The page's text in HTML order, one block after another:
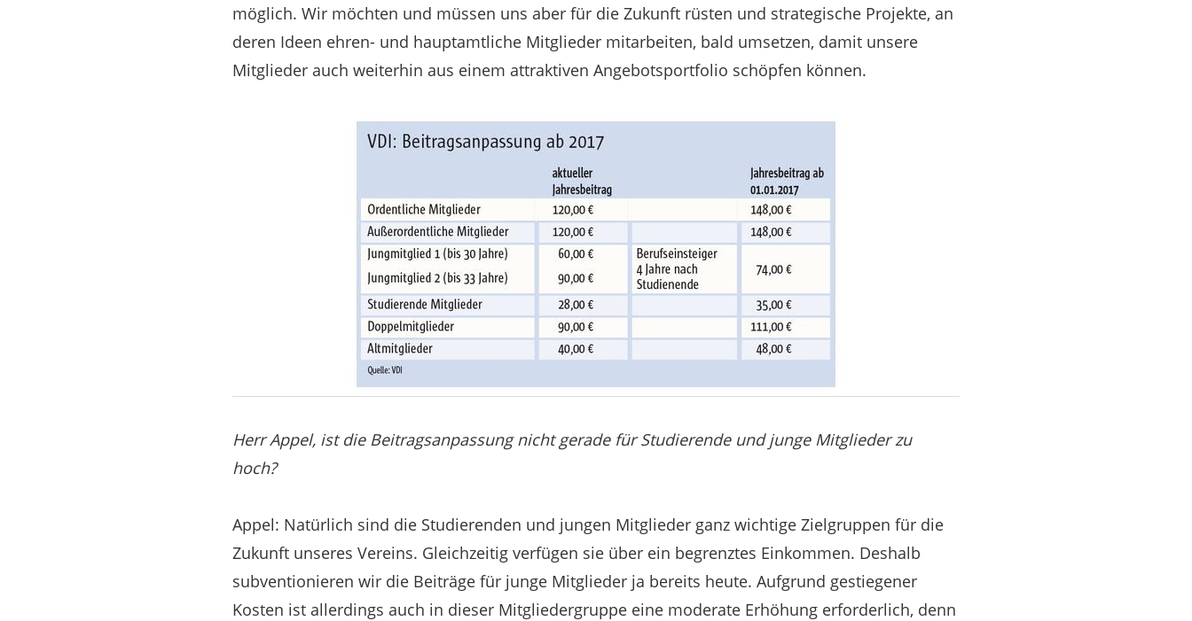
möglich. Wir möchten und müssen uns aber für die Zukunft rüsten und strategische Projekte, an
deren Ideen ehren- und hauptamtliche Mitglieder mitarbeiten, bald umsetzen, damit unsere
Mitglieder auch weiterhin aus einem attraktiven Angebotsportfolio schöpfen können.
Herr Appel, ist die Beitragsanpassung nicht gerade für Studierende und junge Mitglieder zu
hoch?
Appel: Natürlich sind die Studierenden und jungen Mitglieder ganz wichtige Zielgruppen für die
Zukunft unseres Vereins. Gleichzeitig verfügen sie über ein begrenztes Einkommen. Deshalb
subventionieren wir die Beiträge für junge Mitglieder ja bereits heute. Aufgrund gestiegener
Kosten ist allerdings auch in dieser Mitgliedergruppe eine moderate Erhöhung erforderlich, denn